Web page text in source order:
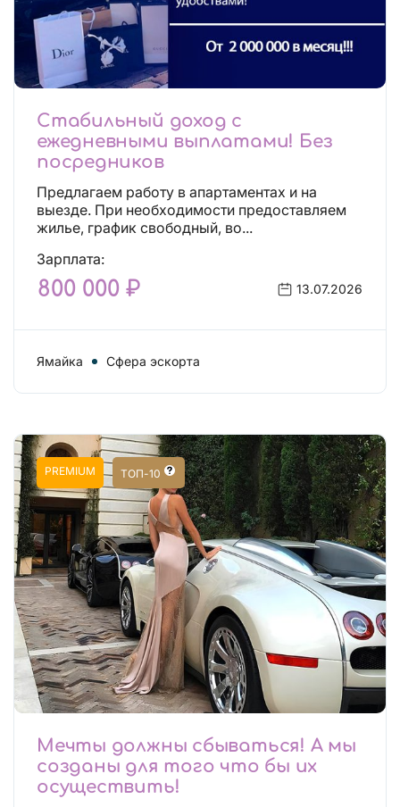
Стабильный доход с
ежедневными выплатами! Без
посредников
Предлагаем работу в апартаментах и на
выезде. При необходимости предоставляем
жилье, график свободный, во...
Зарплата:
800 000 ₽ 13.07.2026
Ямайка Сфера эскорта
PREMIUM ТОП-10
Мечты должны сбываться! А мы
созданы для того что бы их
осуществить!